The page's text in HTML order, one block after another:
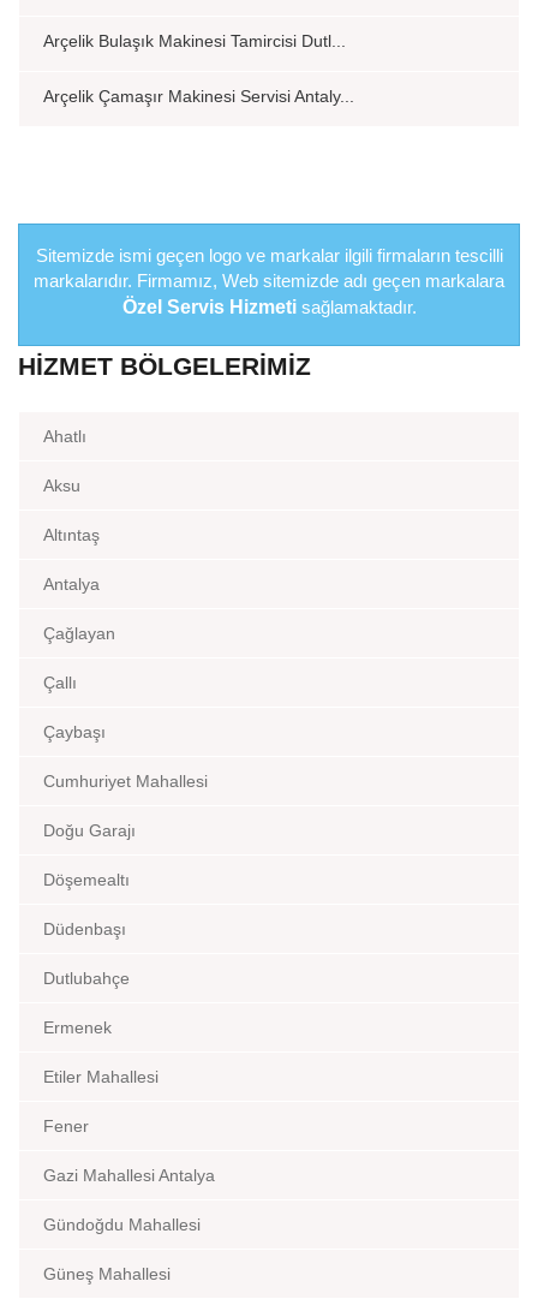
Arçelik Bulaşık Makinesi Tamircisi Dutl...
Arçelik Çamaşır Makinesi Servisi Antaly...
Sitemizde ismi geçen logo ve markalar ilgili firmaların tescilli
markalarıdır. Firmamız, Web sitemizde adı geçen markalara
Özel Servis Hizmetisağlamaktadır.
HIZMET BÖLGELERIMIZ
Ahatlı
Aksu
Altıntaş
Antalya
Çağlayan
Çallı
Çaybaşı
Cumhuriyet Mahallesi
Doğu Garajı
Döşemealtı
Düdenbaşı
Dutlubahçe
Ermenek
Etiler Mahallesi
Fener
Gazi Mahallesi Antalya
Gündoğdu Mahallesi
Güneş Mahallesi